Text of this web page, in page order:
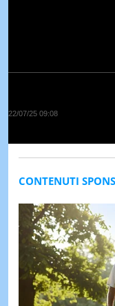
22/07/25 09:08